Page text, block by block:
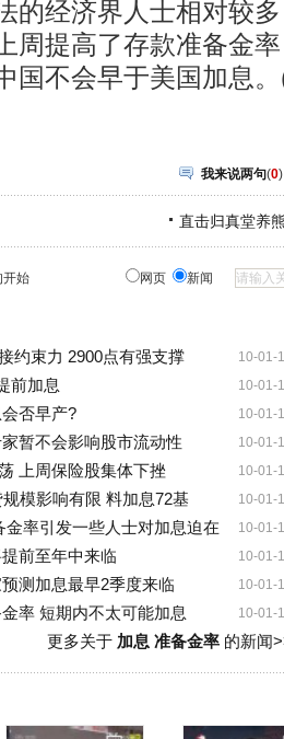
的经济界人士相对较
周提高了存款准备金
国不会早于美国加息
我来说两句(0)
直击归真堂养
开始 网页 新闻
10-01-
约束力 2900点有强支撑
10-01-
前加息
10-01-
否早产?
10-01-
暂不会影响股市流动性
10-01-
上周保险股集体下挫
10-01-
模影响有限 料加息72基
10-01-
率引发一些人士对加息迫在
10-01-
前至年中来临
10-01-
测加息最早2季度来临
10-01-
率 短期内不太可能加息
更多关于 加息 准备金率的新闻